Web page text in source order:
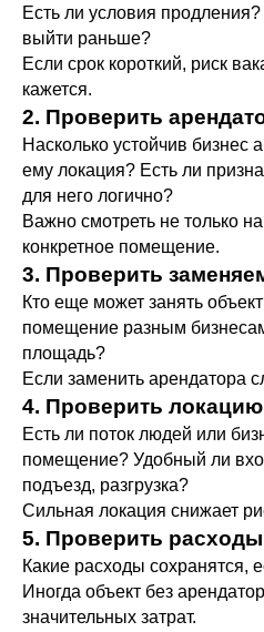
Есть ли условия
выйти раньше?
Если срок короткий, риск
кажется.
2. Проверить
Насколько устойчив бизнес
ему локация? Есть ли
для него логично?
Важно смотреть не только
конкретное помещение.
3. Проверить
Кто еще может занять
помещение разным
площадь?
Если заменить арендатора
4. Проверить локацию
Есть ли поток людей или
помещение? Удобный ли
подъезд, разгрузка?
Сильная локация снижает
5. Проверить
Какие расходы сохранятся,
Иногда объект без
значительных затрат.
Telegram MaxВКDzenTenchat
Следи за нами в